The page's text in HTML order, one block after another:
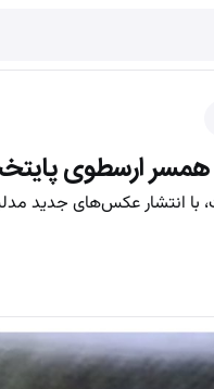
ارسطوی
انتشار عکس‌های جدید